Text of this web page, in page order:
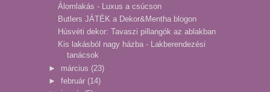
Álomlakás - Luxus a csúcson
Butlers JÁTÉK a Dekor&Mentha blogon
Húsvéti dekor: Tavaszi pillangók az ablakban
Kis lakásból nagy házba - Lakberendezési
tanácsok
► március (23)
► február (14)